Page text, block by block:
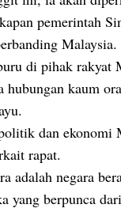
pemerintah
Malaysia.
di pihak rakyat
hubungan kaum
dan ekonomi
rapat.
adalah negara
yang berpunca